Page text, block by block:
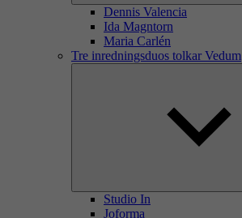
Dennis Valencia
Ida Magntorn
Maria Carlén
Tre inredningsduos tolkar Vedum
Studio In
Joforma